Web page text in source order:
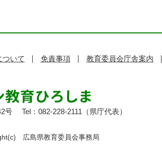
いて 免責事項 教育委員会庁舎案内
号 Tel：082-228-2111（県庁代表）
広島県教育委員会事務局